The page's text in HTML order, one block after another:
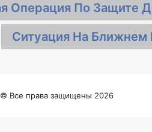
Операция По Защите
Ситуация На Ближнем
Все права защищены 2026